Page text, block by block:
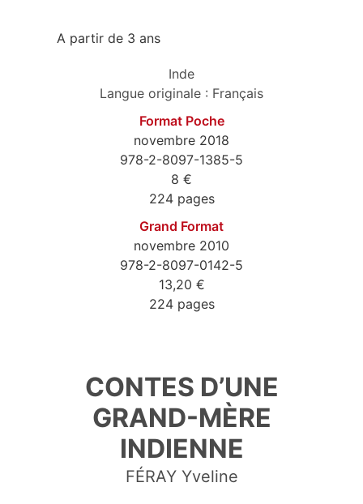
A partir de 3 ans
Inde
Langue originale : Français
Format Poche
novembre 2018
978-2-8097-1385-5
8 €
224 pages
Grand Format
novembre 2010
978-2-8097-0142-5
13,20 €
224 pages
CONTES D’UNE
GRAND-MÈRE
INDIENNE
FÉRAY Yveline